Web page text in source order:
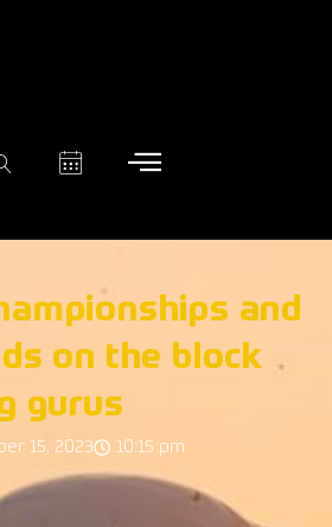
and
on the block
gurus
15, 2023
10:15 pm